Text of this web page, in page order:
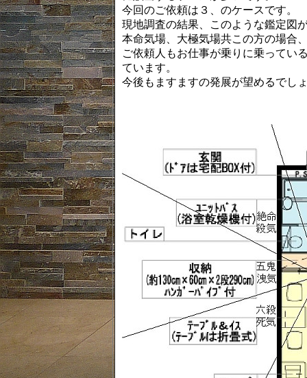
今回のご依頼は３、のケースです。
現地調査の結果、このような鑑定図
本命気場、大極気場共この方の場合
ご依頼人もお仕事が乗りに乗ってい
ています。
今後もますますの発展が望めるでし